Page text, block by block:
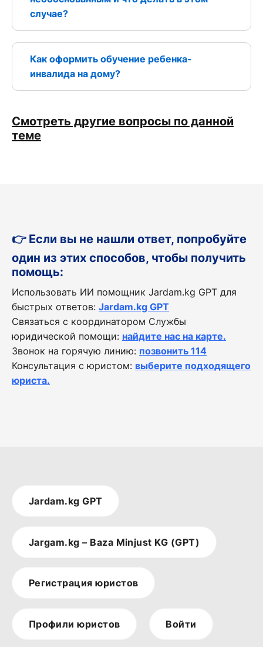
случае?
Как оформить обучение ребенка-
инвалида на дому?
Смотреть другие вопросы по данной
теме
👉 Если вы не нашли ответ, попробуйте
один из этих способов, чтобы получить
помощь:
Использовать ИИ помощник Jardam.kg GPT для
быстрых ответов: Jardam.kg GPT
Связаться с координатором Службы
юридической помощи: найдите нас на карте.
Звонок на горячую линию: позвонить 114
Консультация с юристом: выберите подходящего
юриста.
Jardam.kg GPT
Jargam.kg – Baza Minjust KG (GPT)
Регистрация юристов
Профили юристов Войти